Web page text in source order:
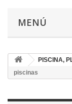
MENÚ
PISCINA,
piscinas